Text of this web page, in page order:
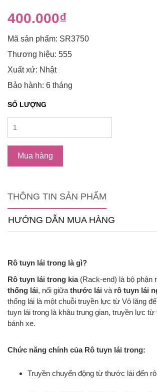
400.000₫
Mã sản phẩm: SR3750
Thương hiệu: 555
Xuất xứ: Nhật
Bảo hành: 6 tháng
SỐ LƯỢNG
Mua hàng
THÔNG TIN SẢN PHẨM
HƯỚNG DẪN MUA HÀNG
Rô tuyn lái trong là gì?
Rô tuyn lái trong kia(Rack-end) là bộ phận
thống lái, nối giữathước lái và rô tuyn lái
thống lái là một chuỗi truyền lực từ Vô lăng
tuyn lái trong là khâu trung gian, truyền lực
bánh xe.
Chức năng chính của Rô tuyn lái trong:
Truyền chuyển động từ thước lái đến